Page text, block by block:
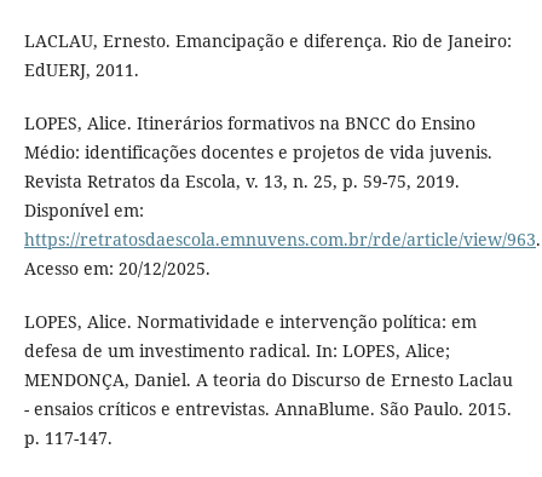
LACLAU, Ernesto. Emancipação e diferença. Rio de Janeiro:
EdUERJ, 2011.
LOPES, Alice. Itinerários formativos na BNCC do Ensino
Médio: identificações docentes e projetos de vida juvenis.
Revista Retratos da Escola, v. 13, n. 25, p. 59-75, 2019.
Disponível em:
https://retratosdaescola.emnuvens.com.br/rde/article/view/963.
Acesso em: 20/12/2025.
LOPES, Alice. Normatividade e intervenção política: em
defesa de um investimento radical. In: LOPES, Alice;
MENDONÇA, Daniel. A teoria do Discurso de Ernesto Laclau
- ensaios críticos e entrevistas. AnnaBlume. São Paulo. 2015.
p. 117-147.